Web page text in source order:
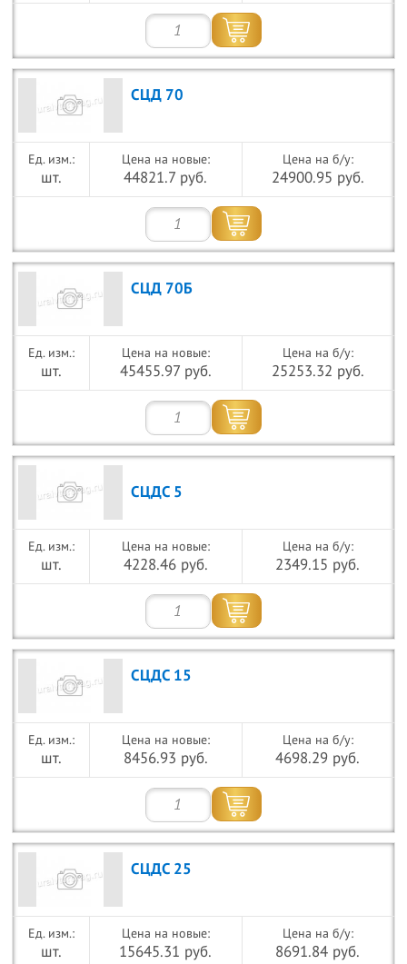
СЦД 70
шт.
Цена на новые:
44821.7 руб.
Цена на б/у:
24900.95 руб.
СЦД 70Б
шт.
Цена на новые:
45455.97 руб.
Цена на б/у:
25253.32 руб.
СЦДС 5
шт.
Цена на новые:
4228.46 руб.
Цена на б/у:
2349.15 руб.
СЦДС 15
шт.
Цена на новые:
8456.93 руб.
Цена на б/у:
4698.29 руб.
СЦДС 25
шт.
Цена на новые:
15645.31 руб.
Цена на б/у:
8691.84 руб.